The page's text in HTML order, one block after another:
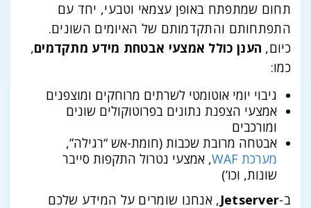
תחום שמתפתח באופן עצמאי וטבעי, יחד עם
התפתחותם והתקדמותם של האיומים השונים.
כיום, הענן כולל אמצעי אבטחת מידע מתקדמים,
כמו:
גיבוי יומי אוטומטי לשרתים מרוחקים ומוצפנים
אמצעי הצפנת נתונים בפרוטוקולים שונים
ומורכבים
אבטחה מרובת שכבות (חומת-אש “רגילה”,
מערכת WAF
, אמצעי נטרול התקפות סייבר
שונות, וכו’)
ב-Jetserver, אנחנו שומרים על המידע שלכם